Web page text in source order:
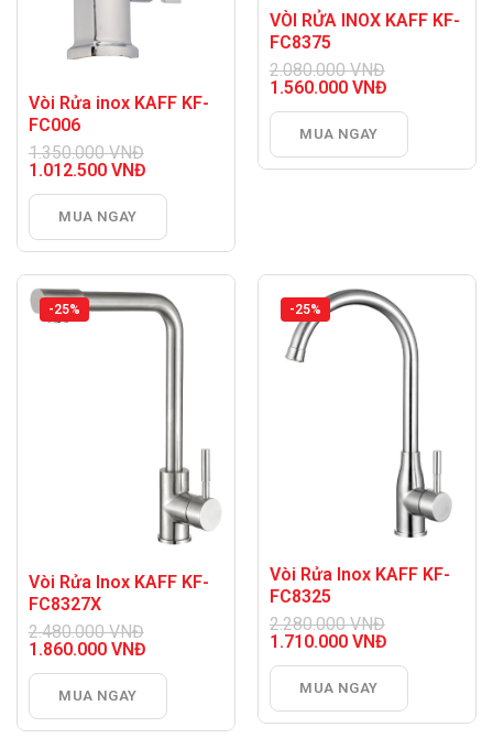
Vòi Rửa inox KAFF KF-
FC006
1.350.000VNĐ
Giá
là:
1.350.000 VNĐ.
1.012.500 VNĐ
hiện
là:
1.012.500 VNĐ.
MUA NGAY
VÒI RỬA INOX KAFF KF-
FC8375
2.080.000VNĐ
Giá
là:
2.080.000 VNĐ.
1.560.000 VNĐ
hiện
là:
1.560.000 VNĐ.
MUA NGAY
-25%
Vòi Rửa Inox KAFF KF-
FC8327X
2.480.000VNĐ
Giá
là:
2.480.000 VNĐ.
1.860.000 VNĐ
hiện
là:
1.860.000 VNĐ.
MUA NGAY
-25%
Vòi Rửa Inox KAFF KF-
FC8325
2.280.000VNĐ
Giá
là:
2.280.000 VNĐ.
1.710.000 VNĐ
hiện
là:
1.710.000 VNĐ.
MUA NGAY